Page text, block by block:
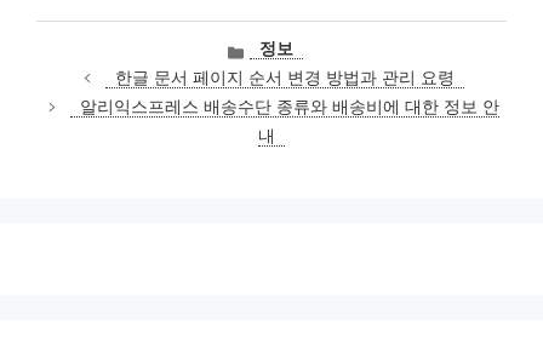
카
테
고
리
정보
한글 문서 페이지 순서 변경 방법과 관리 요령
알리익스프레스 배송수단 종류와 배송비에 대한 정보 안
내